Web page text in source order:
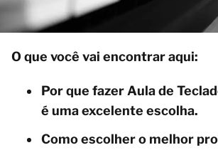
O que você vai encontrar aqui:
Por que fazer Aula de
é uma excelente escolha.
Como escolher o melhor